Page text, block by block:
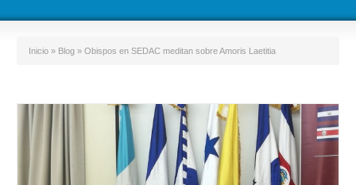
Inicio » Blog » Obispos en SEDAC meditan sobre Amoris Laetitia